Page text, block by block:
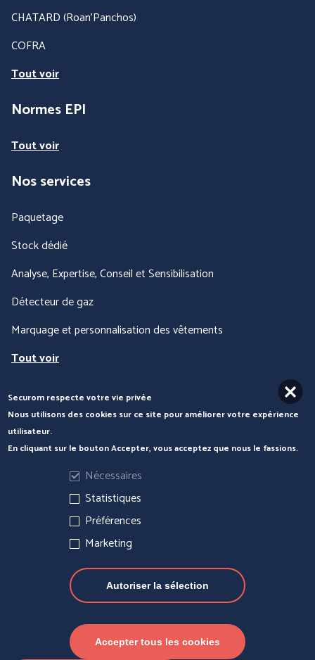
CHATARD (Roan'Panchos)
COFRA
Tout voir
Normes EPI
Tout voir
Nos services
Paquetage
Stock dédié
Analyse, Expertise, Conseil et Sensibilisation
Détecteur de gaz
Marquage et personnalisation des vêtements
Tout voir
Nous contacter
Actualités
Gérer les cookies
© Securom 2022
Securom respecte votre vie privée
Nous utilisons des cookies sur ce site pour améliorer votre expérience
utilisateur.
En cliquant sur le bouton Accepter, vous acceptez que nous le fassions.
Nécessaires
Statistiques
Préférences
Marketing
Autoriser la sélection
Accepter tous les cookies